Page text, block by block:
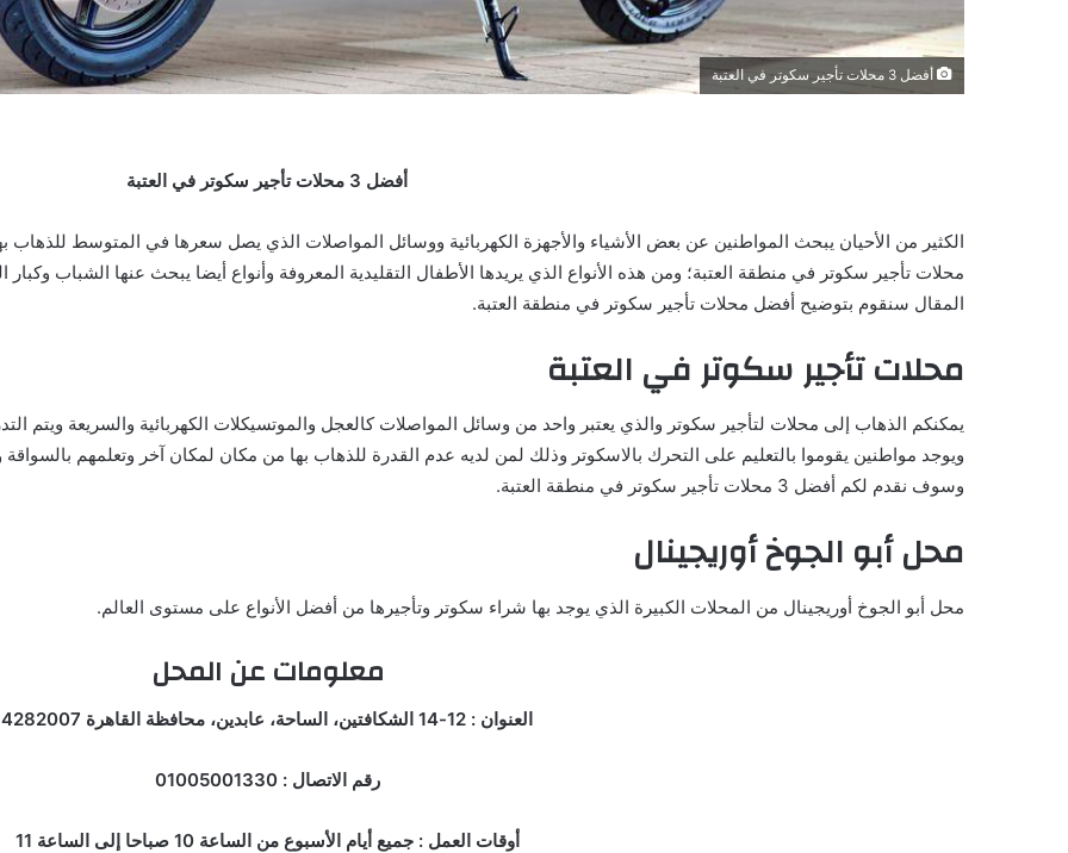
أفضل 3 محلات تأجير سكوتر في العتبة
أفضل 3 محلات تأجير سكوتر في العتبة
الكثير من الأحيان يبحث المواطنين عن بعض الأشياء والأجهزة الكهربائية ووسائل المواصلات الذي يصل سعرها في المتوسط
محلات تأجير سكوتر في منطقة العتبة؛ ومن هذه الأنواع الذي يريدها الأطفال التقليدية المعروفة وأنواع أيضا يبحث عنها الشباب
المقال سنقوم بتوضيح أفضل محلات تأجير سكوتر في منطقة العتبة.
محلات تأجير سكوتر في العتبة
يمكنكم الذهاب إلى محلات لتأجير سكوتر والذي يعتبر واحد من وسائل المواصلات كالعجل والموتسيكلات الكهربائية والسريعة ويتم
ويوجد مواطنين يقوموا بالتعليم على التحرك بالاسكوتر وذلك لمن لديه عدم القدرة للذهاب بها من مكان لمكان آخر وتعلمهم
وسوف نقدم لكم أفضل 3 محلات تأجير سكوتر في منطقة العتبة.
محل أبو الجوخ أوريجينال
محل أبو الجوخ أوريجينال من المحلات الكبيرة الذي يوجد بها شراء سكوتر وتأجيرها من أفضل الأنواع على مستوى العالم.
معلومات عن المحل
العنوان : 12-14 الشكافتين، الساحة، عابدين، محافظة القاهرة 4282007
رقم الاتصال : 01005001330
أوقات العمل : جميع أيام الأسبوع من الساعة 10 صباحا إلى الساعة 11